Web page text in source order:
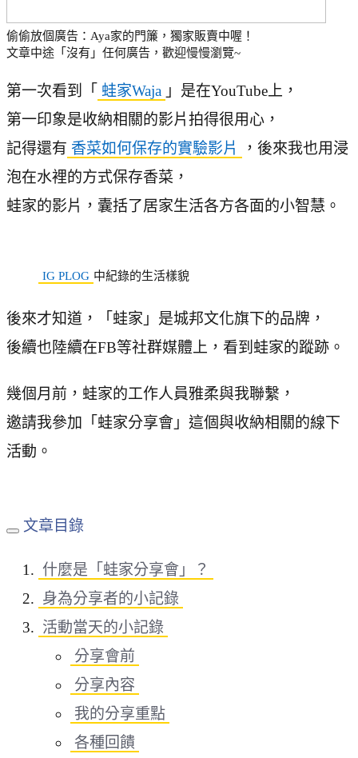
偷偷放個廣告：Aya家的門簾，獨家販賣中喔！
文章中途「沒有」任何廣告，歡迎慢慢瀏覽~
第一次看到「 蛙家Waja 」是在YouTube上，
第一印象是收納相關的影片拍得很用心，
記得還有 香菜如何保存的實驗影片
，後來我也用浸
泡在水裡的方式保存香菜，
蛙家的影片，囊括了居家生活各方各面的小智慧。
IG PLOG 中紀錄的生活樣貌
後來才知道，「蛙家」是城邦文化旗下的品牌，
後續也陸續在FB等社群媒體上，看到蛙家的蹤跡。
幾個月前，蛙家的工作人員雅柔與我聯繫，
邀請我參加「蛙家分享會」這個與收納相關的線下
活動。
文章目錄
什麼是「蛙家分享會」？
身為分享者的小記錄
活動當天的小記錄
分享會前
分享內容
我的分享重點
各種回饋